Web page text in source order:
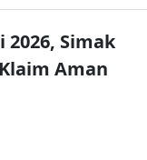
2026, Simak
Aman